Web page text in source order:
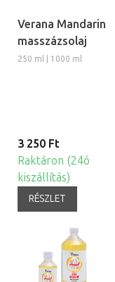
Verana Mandarin
masszázsolaj
250 ml | 1000 ml
3 250 Ft
Raktáron (24ó
kiszállítás)
RÉSZLET